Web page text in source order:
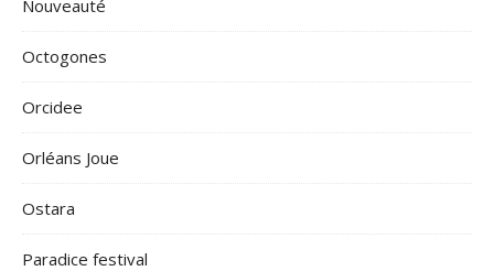
Nouveauté
Octogones
Orcidee
Orléans Joue
Ostara
Paradice festival